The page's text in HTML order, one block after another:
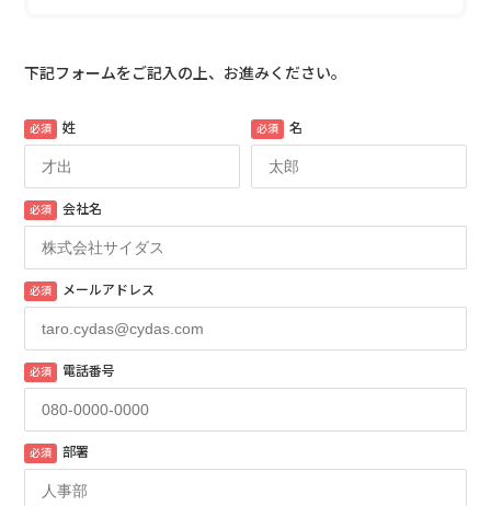
下記フォームをご記入の上、お進みください。
必須 姓 必須 名
必須 会社名
必須 メールアドレス
必須 電話番号
必須 部署